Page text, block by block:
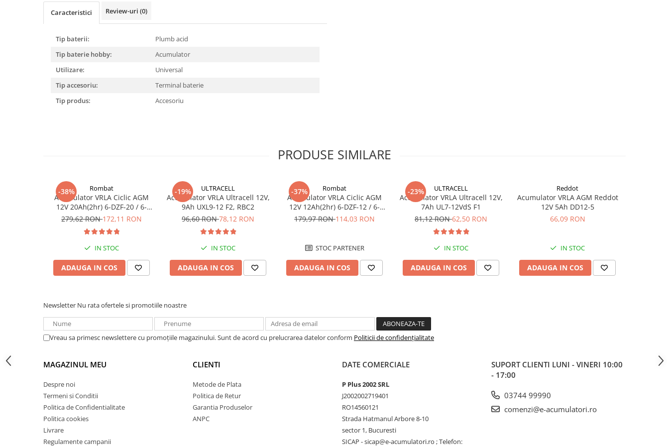
Pachete complete stocare energie
Sisteme de Stocare Comerciale
Sisteme fotovoltaice complete
Sisteme fotovoltaice de putere
Turbine eoliene pentru casă
Acumulatori VRLA AGM/GEL /
Baterii si acumulatori gel si VRLA
Baterii si acumulatori AGM VRLA
Acumulatori Moto, ATV
SLA AGM (Sealed Lead Acid)
Deep Cycle - Tractiune/Semi-
Marine & Caravan
Pachete acumulatori VRLA
Sisteme de management (BMS)
Caracteristici Review-uri (0)
Tip baterii:
Plumb acid
Tip baterie hobby:
Acumulator
Utilizare:
Universal
Tip accesoriu:
Terminal baterie
Tip produs:
Accesoriu
PRODUSE SIMILARE
-38% Rombat
Acumulator VRLA Ciclic AGM
12V 20Ah(2hr) 6-DZF-20 / 6-
DZM-20 pentru biciclete
279,62 RON172,11 RON
IN STOC
ADAUGA IN COS
-19% ULTRACELL
Acumulator VRLA Ultracell 12V,
9Ah UXL9-12 F2, RBC2
96,60 RON78,12 RON
IN STOC
ADAUGA IN COS
-37% Rombat
Acumulator VRLA Ciclic AGM
12V 12Ah(2hr) 6-DZF-12 / 6-
DZM-12 pentru biciclete
179,97 RON114,03 RON
STOC PARTENER
ADAUGA IN COS
-23% ULTRACELL
Acumulator VRLA Ultracell 12V,
7Ah UL7-12VdS F1
81,12 RON62,50 RON
IN STOC
ADAUGA IN COS
Reddot
Acumulator VRLA AGM Reddot
12V 5Ah DD12-5
66,09 RON
IN STOC
ADAUGA IN COS
Newsletter Nu rata ofertele si promotiile noastre
Vreau sa primesc newslettere cu promoțiile magazinului. Sunt de acord cu prelucrarea datelor conform Politicii de confidențialitate
MAGAZINUL MEU
Despre noi
Termeni si Conditii
Politica de Confidentialitate
Politica cookies
Livrare
Regulamente campanii
CLIENTI
Metode de Plata
Politica de Retur
Garantia Produselor
ANPC
DATE COMERCIALE
P Plus 2002 SRL
J2002002719401
RO14560121
Strada Hatmanul Arbore 8-10
sector 1, Bucuresti
SICAP - sicap@e-acumulatori.ro ; Telefon:
SUPORT CLIENTI LUNI - VINERI 10:00
- 17:00
03744 99990
comenzi@e-acumulatori.ro